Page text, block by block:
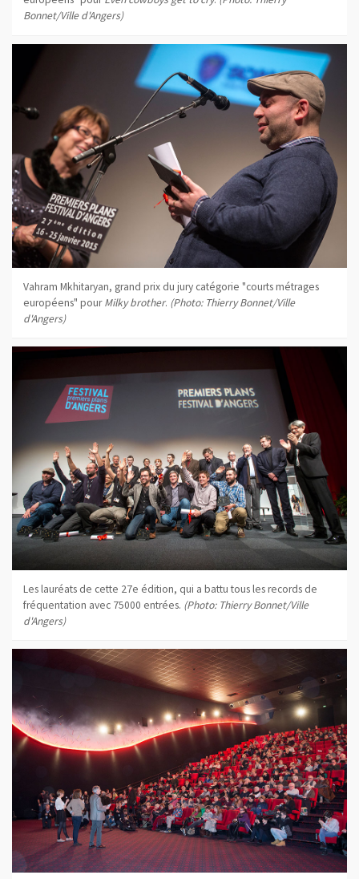
Bonnet/Ville d'Angers)
Vahram Mkhitaryan, grand prix du jury catégorie "courts métrages
européens" pourMilky brother. (Photo: Thierry Bonnet/Ville
d'Angers)
Les lauréats de cette 27e édition, qui a battu tous les records de
fréquentation avec 75000 entrées. (Photo: Thierry Bonnet/Ville
d'Angers)